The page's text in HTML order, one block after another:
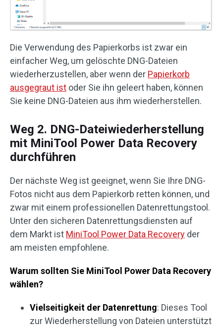
Die Verwendung des Papierkorbs ist zwar ein
einfacher Weg, um gelöschte DNG-Dateien
wiederherzustellen, aber wenn der Papierkorb
ausgegraut ist oder Sie ihn geleert haben, können
Sie keine DNG-Dateien aus ihm wiederherstellen.
Weg 2. DNG-Dateiwiederherstellung
mit MiniTool Power Data Recovery
durchführen
Der nächste Weg ist geeignet, wenn Sie Ihre DNG-
Fotos nicht aus dem Papierkorb retten können, und
zwar mit einem professionellen Datenrettungstool.
Unter den sicheren Datenrettungsdiensten auf
dem Markt ist MiniTool Power Data Recovery der
am meisten empfohlene.
Warum sollten Sie MiniTool Power Data Recovery
wählen?
Vielseitigkeit der Datenrettung: Dieses Tool
zur Wiederherstellung von Dateien unterstützt